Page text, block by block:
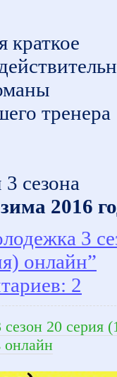
краткое
тренера
сезона
зима 2016
3
онлайн”
2
20 серия
онлайн